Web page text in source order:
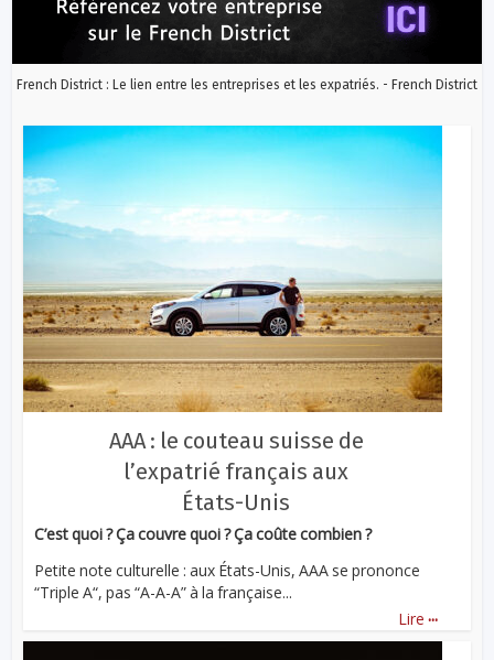
French District : Le lien entre les entreprises et les expatriés. - French District
AAA : le couteau suisse de
l’expatrié français aux
États-Unis
C’est quoi ? Ça couvre quoi ? Ça coûte combien ?
Petite note culturelle : aux États-Unis, AAA se prononce
“Triple A“, pas “A-A-A” à la française...
Lire ...